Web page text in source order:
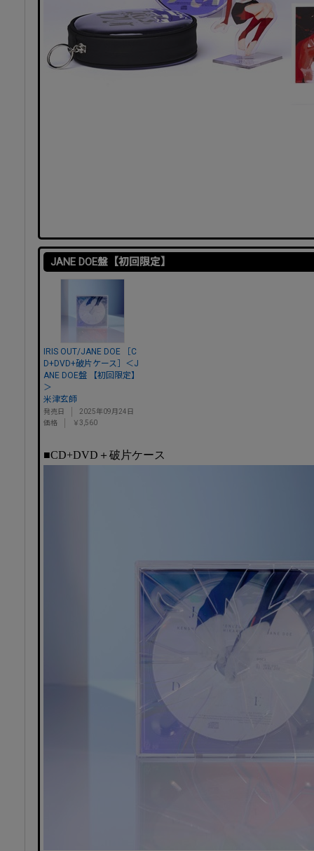
JANE DOE盤【初回限定】
IRIS OUT/JANE DOE ［C
D+DVD+破片ケース］＜J
ANE DOE盤 【初回限定】
＞
米津玄師
発売日
2025年09月24日
価格
￥3,560
■CD+DVD＋破片ケース